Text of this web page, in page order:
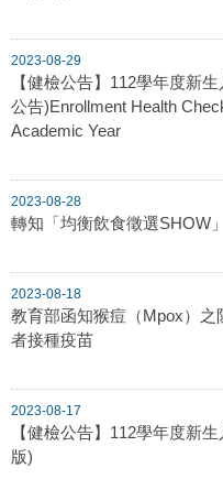
2023-08-29
【健檢公告】112學年度新
公告)Enrollment Health
Academic Year
2023-08-28
轉知「均衡飲食徵選SHOW
2023-08-18
教育部函知猴痘（Mpox）
者接種疫苗
2023-08-17
【健檢公告】112學年度新
版)